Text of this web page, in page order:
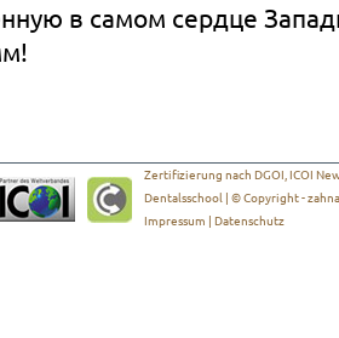
в самом сердце
Zertifizierung nach DGOI, ICOI
Dentalsschool | © Copyright -
Impressum
Datenschutz